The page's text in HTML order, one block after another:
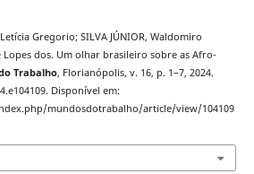
Letícia Gregorio; SILVA JÚNIOR, Waldomiro
Lopes dos. Um olhar brasileiro sobre as Afro-
Trabalho, Florianópolis, v. 16, p. 1–7, 2024.
Disponível em:
mundosdotrabalho/article/view/104109